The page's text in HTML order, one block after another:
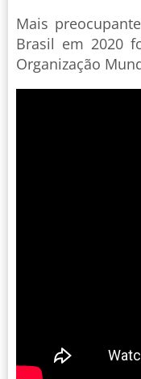
Mais
Brasil em 2020
Organização